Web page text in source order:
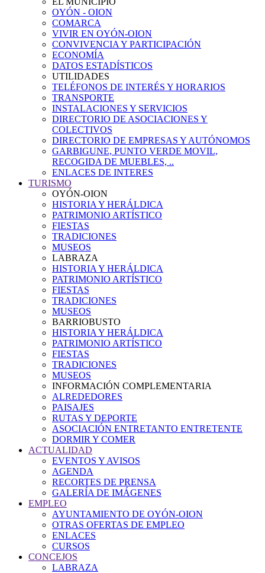
OYÓN - OION
COMARCA
VIVIR EN OYÓN-OION
CONVIVENCIA Y PARTICIPACIÓN
ECONOMÍA
DATOS ESTADÍSTICOS
UTILIDADES
TELÉFONOS DE INTERÉS Y HORARIOS
TRANSPORTE
INSTALACIONES Y SERVICIOS
DIRECTORIO DE ASOCIACIONES Y
COLECTIVOS
DIRECTORIO DE EMPRESAS Y AUTÓNOMOS
GARBIGUNE, PUNTO VERDE MOVIL,
RECOGIDA DE MUEBLES, ..
ENLACES DE INTERES
TURISMO
OYÓN-OION
HISTORIA Y HERÁLDICA
PATRIMONIO ARTÍSTICO
FIESTAS
TRADICIONES
MUSEOS
LABRAZA
HISTORIA Y HERÁLDICA
PATRIMONIO ARTÍSTICO
FIESTAS
TRADICIONES
MUSEOS
BARRIOBUSTO
HISTORIA Y HERÁLDICA
PATRIMONIO ARTÍSTICO
FIESTAS
TRADICIONES
MUSEOS
INFORMACIÓN COMPLEMENTARIA
ALREDEDORES
PAISAJES
RUTAS Y DEPORTE
ASOCIACIÓN ENTRETANTO ENTRETENTE
DORMIR Y COMER
ACTUALIDAD
EVENTOS Y AVISOS
AGENDA
RECORTES DE PRENSA
GALERÍA DE IMÁGENES
EMPLEO
AYUNTAMIENTO DE OYÓN-OION
OTRAS OFERTAS DE EMPLEO
ENLACES
CURSOS
CONCEJOS
LABRAZA